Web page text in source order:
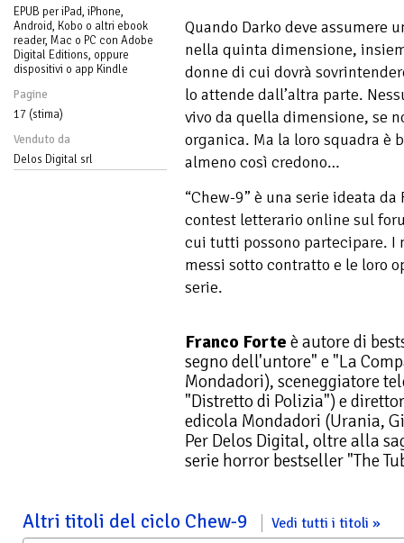
EPUB per iPad, iPhone,
Android, Kobo o altri ebook
reader, Mac o PC con Adobe
Digital Editions, oppure
dispositivi o app Kindle
Pagine
17 (stima)
Venduto da
Delos Digital srl
Quando Darko deve assumere
nella quinta dimensione,
donne di cui dovrà
lo attende dall’altra parte.
vivo da quella dimensione, se
organica. Ma la loro squadra è
almeno così credono…
“Chew-9” è una serie ideata
contest letterario online sul
cui tutti possono partecipare.
messi sotto contratto e le loro
serie.
Franco Forte è autore di
segno dell'untore" e "La
Mondadori), sceneggiatore
"Distretto di Polizia") e
edicola Mondadori (Urania,
Per Delos Digital, oltre alla
serie horror bestseller "The
Altri titoli del ciclo Chew-9 Vedi tutti i titoli